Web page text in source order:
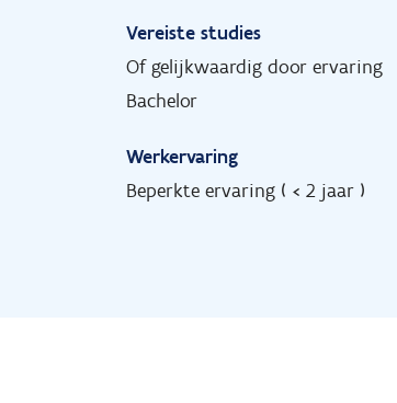
Vereiste studies
Of gelijkwaardig door ervaring
Bachelor
Werkervaring
Beperkte ervaring ( < 2 jaar )